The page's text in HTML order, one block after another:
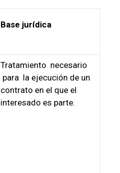
Base jurídica
Tratamiento necesario
para la ejecución de un
contrato en el que el
interesado es parte.